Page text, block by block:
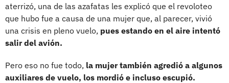
aterrizó, una de las azafatas les explicó que el revoloteo
que hubo fue a causa de una mujer que, al parecer, vivió
una crisis en pleno vuelo, pues estando en el aire intentó
salir del avión.
Pero eso no fue todo, la mujer también agredió a algunos
auxiliares de vuelo, los mordió e incluso escupió.